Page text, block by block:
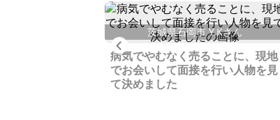
Previous
茨城県石岡市 Y.Kさん
病気でやむなく売ることに、現地
でお会いして面接を行い人物を見
て決めました